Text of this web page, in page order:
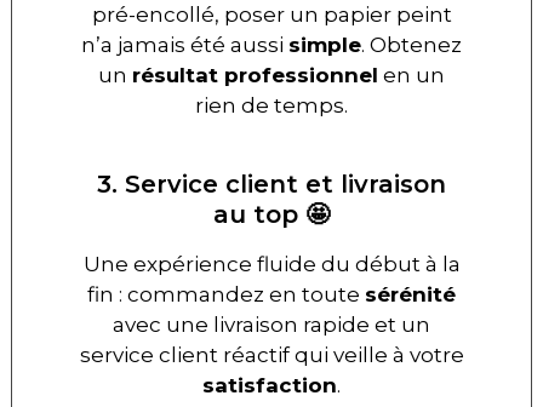
pré-encollé, poser un papier peint
n’a jamais été aussi simple. Obtenez
un résultat professionnel en un
rien de temps.
3. Service client et livraison
au top 🤩
Une expérience fluide du début à la
fin : commandez en toute sérénité
avec une livraison rapide et un
service client réactif qui veille à votre
satisfaction.